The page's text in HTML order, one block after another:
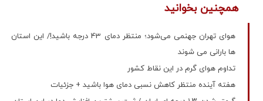
همچنین بخوانید
هوای تهران جهنمی می‌شود؛ منتظر دمای 43 درجه باشید!/ این استان
ها بارانی می شوند
تداوم هوای گرم در این نقاط کشور
هفته آینده منتظر کاهش نسبی دمای هوا باشید + جزئیات